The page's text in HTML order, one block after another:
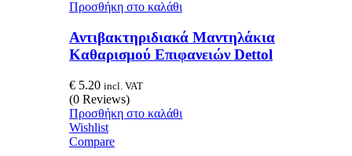
Προσθήκη στο καλάθι
Αντιβακτηριδιακά Μαντηλάκια
Καθαρισμού Επιφανειών Dettol
€ 5.20 incl. VAT
(0 Reviews)
Προσθήκη στο καλάθι
Wishlist
Compare